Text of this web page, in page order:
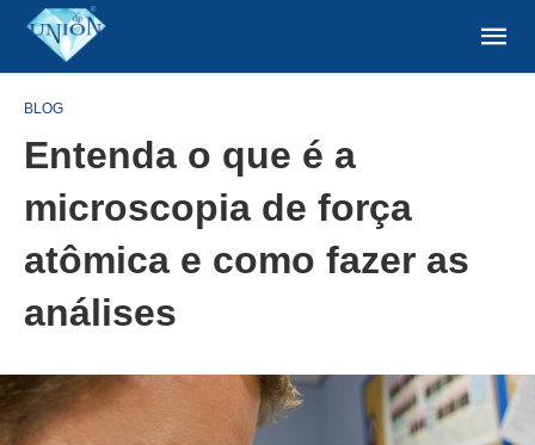
BLOG
Entenda o que é a
microscopia de força
atômica e como fazer as
análises